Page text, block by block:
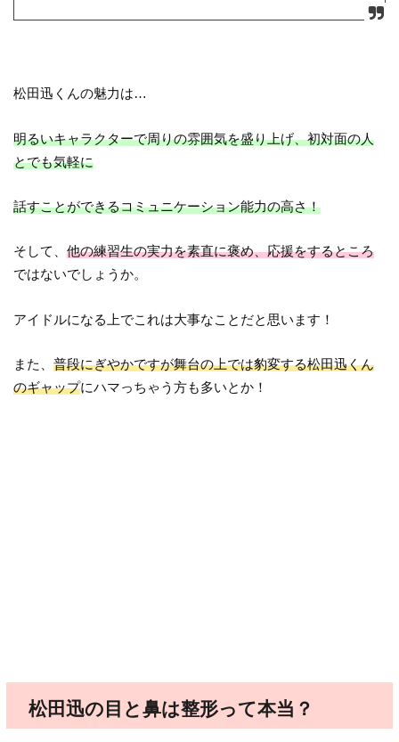
松田迅くんの魅力は…
明るいキャラクターで周りの雰囲気を盛り上げ、初対面の人
とでも気軽に
話すことができるコミュニケーション能力の高さ！
そして、他の練習生の実力を素直に褒め、応援をするところ
ではないでしょうか。
アイドルになる上でこれは大事なことだと思います！
また、普段にぎやかですが舞台の上では豹変する松田迅くん
のギャップにハマっちゃう方も多いとか！
松田迅の目と鼻は整形って本当？